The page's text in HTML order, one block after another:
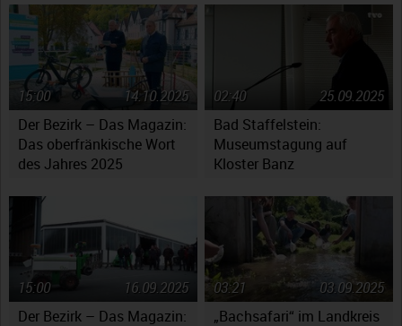
Oberfranken
Der Bezirk – Das Magazin:
Das oberfränkische Wort
des Jahres 2025
14.10.2025
15:00
Bad Staffelstein:
Museumstagung auf
Kloster Banz
25.09.2025
02:40
Der Bezirk – Das Magazin:
16.09.2025
15:00
„Bachsafari“ im Landkreis
03.09.2025
03:21